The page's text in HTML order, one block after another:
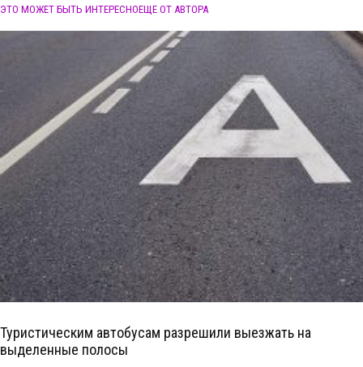
ЭТО МОЖЕТ БЫТЬ ИНТЕРЕСНОЕЩЕ ОТ АВТОРА
Туристическим автобусам разрешили выезжать на
выделенные полосы